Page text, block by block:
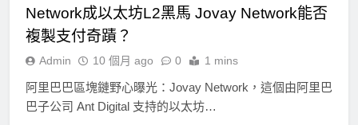
Network成以太坊L2黑馬 Jovay Network能否
複製支付奇蹟？
Admin 10 個月 ago 0 1 mins
阿里巴巴區塊鏈野心曝光：Jovay Network，這個由阿里巴
巴子公司 Ant Digital 支持的以太坊…